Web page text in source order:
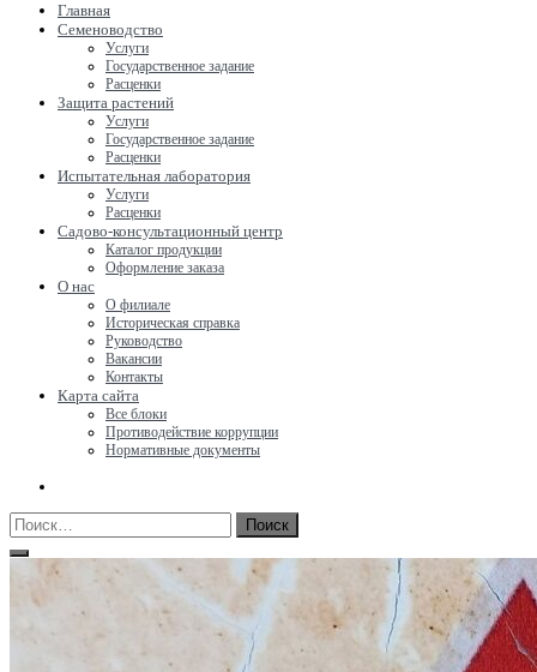
Главная
Семеноводство
Услуги
Государственное задание
Расценки
Защита растений
Услуги
Государственное задание
Расценки
Испытательная лаборатория
Услуги
Расценки
Садово-консультационный центр
Каталог продукции
Оформление заказа
О нас
О филиале
Историческая справка
Руководство
Вакансии
Контакты
Карта сайта
Все блоки
Противодействие коррупции
Нормативные документы
Найти: